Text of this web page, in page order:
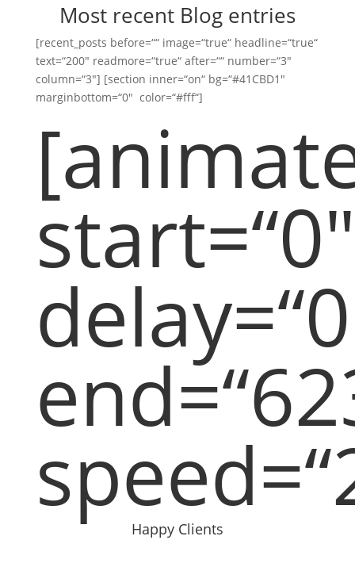
Most recent Blog entries
[recent_posts before=““ image=“true“ headline=“true“
text=“200″ readmore=“true“ after=““ number=“3″
column=“3″] [section inner=“on“ bg=“#41CBD1″
marginbottom=“0″ color=“#fff“]
start=“0″
Happy Clients